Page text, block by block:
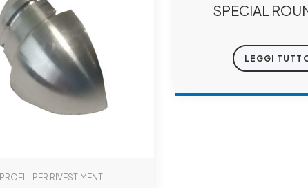
PROFILI PER RIVESTIMENTI
SPECIAL
LEGGI